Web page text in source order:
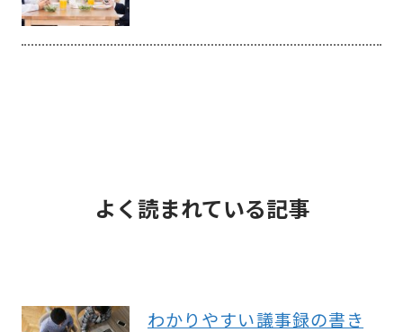
よく読まれている記事
わかりやすい議事録の書き